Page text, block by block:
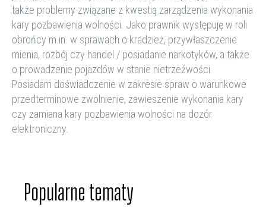
także problemy związane z kwestią zarządzenia wykonania
kary pozbawienia wolności. Jako prawnik występuję w roli
obrońcy m.in. w sprawach o kradzież, przywłaszczenie
mienia, rozbój czy handel / posiadanie narkotyków, a także
o prowadzenie pojazdów w stanie nietrzeźwości
Posiadam doświadczenie w zakresie spraw o warunkowe
przedterminowe zwolnienie, zawieszenie wykonania kary
czy zamiana kary pozbawienia wolności na dozór
elektroniczny
Popularne tematy